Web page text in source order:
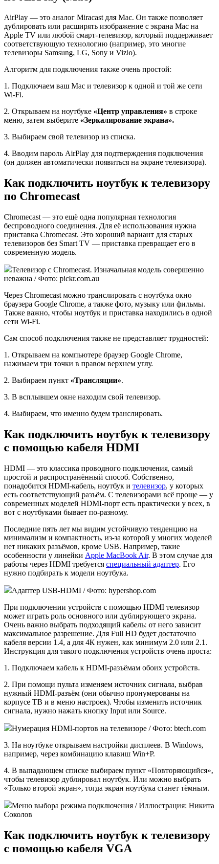
AirPlay — это аналог Miracast для Mac. Он также позволяет
дублировать или расширять изображение с экрана Mac на
Apple TV или любой смарт-телевизор, который поддерживает
соответствующую технологию (например, это многие
телевизоры Samsung, LG, Sony и Vizio).
Алгоритм для подключения также очень простой:
1. Подключаем ваш Mac и телевизор к одной и той же сети
Wi-Fi.
2. Открываем на ноутбуке «Центр управления» в строке
меню, затем выберите «Зеркалирование экрана».
3. Выбираем свой телевизор из списка.
4. Вводим пароль AirPlay для подтверждения подключения
(он должен автоматически появиться на экране телевизора).
Как подключить ноутбук к телевизору
по Chromecast
Chromecast — это ещё одна популярная технология
беспроводного соединения. Для её использования нужна
приставка Chromecast. Это хороший вариант для старых
телевизоров без Smart TV — приставка превращает его в
современную модель.
Телевизор с Chromecast. Изначальная модель совершенно
неважна / Фото: pickr.com.au
Через Chromecast можно транслировать с ноутбука окно
браузера Google Chrome, а также фото, музыку или фильмы.
Также важно, чтобы ноутбук и приставка находились в одной
сети Wi-Fi.
Сам способ подключения также не представляет трудностей:
1. Открываем на компьютере браузер Google Chrome,
нажимаем три точки в правом верхнем углу.
2. Выбираем пункт «Трансляции».
3. В всплывшем окне находим свой телевизор.
4. Выбираем, что именно будем транслировать.
Как подключить ноутбук к телевизору
с помощью кабеля HDMI
HDMI — это классика проводного подключения, самый
простой и распространённый способ. Собственно,
понадобится HDMI-кабель, ноутбук и телевизор, у которых
есть соответствующий разъём. С телевизорами всё проще — у
современных моделей HDMI-порт есть практически у всех, в
вот с ноутбуками бывает по-разному.
Последние пять лет мы видим устойчивую тенденцию на
минимализм и компактность, из-за которой у многих моделей
нет никаких разъёмов, кроме USB. Например, такие
особенности у линейки Apple MacBook Air. В этом случае для
работы через HDMI требуется специальный адаптер. Его
нужно подбирать к модели ноутбука.
Адаптер USB-HDMI / Фото: hypershop.com
При подключении устройств с помощью HDMI телевизор
может играть роль основного или дублирующего экрана.
Очень важно выбрать подходящий кабель: от него зависит
максимальное разрешение. Для Full HD будет достаточно
кабеля версии 1.4, а для 4К нужен, как минимум 2.0 или 2.1.
Инструкция для такого подключения устройств очень проста:
1. Подключаем кабель к HDMI-разъёмам обоих устройств.
2. При помощи пульта изменяем источник сигнала, выбрав
нужный HDMI-разъём (они обычно пронумерованы на
корпусе ТВ и в меню настроек). Чтобы изменить источник
сигнала, нужно нажать кнопку Input или Source.
Нумерация HDMI-портов на телевизоре / Фото: btech.com
3. На ноутбуке открываем настройки дисплеев. В Windows,
например, через комбинацию клавиш Win+P.
4. В выпадающем списке выбираем пункт «Повторяющийся»,
чтобы телевизор дублировал ноутбук. Или можно выбрать
«Только второй экран», тогда экран ноутбука станет тёмным.
Меню выбора режима подключения / Иллюстрация: Никита
Соколов
Как подключить ноутбук к телевизору
с помощью кабеля VGA